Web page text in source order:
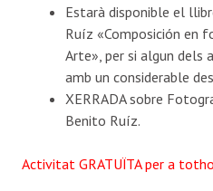
Estarà disponible el
Ruíz «Composición en
Arte», per si algun dels
amb un considerable
XERRADA sobre
Benito Ruíz.
Activitat GRATUÏTA per a